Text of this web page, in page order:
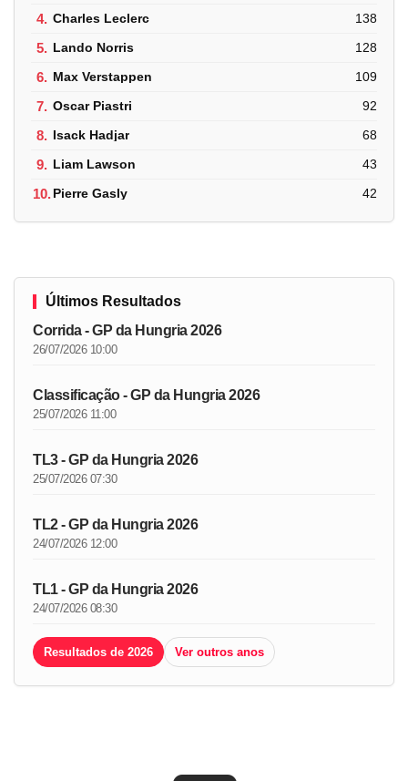
4. Charles Leclerc 138
5. Lando Norris 128
6. Max Verstappen 109
7. Oscar Piastri 92
8. Isack Hadjar 68
9. Liam Lawson 43
10.Pierre Gasly 42
Últimos Resultados
Corrida - GP da Hungria 2026
26/07/2026 10:00
Classificação - GP da Hungria 2026
25/07/2026 11:00
TL3 - GP da Hungria 2026
25/07/2026 07:30
TL2 - GP da Hungria 2026
24/07/2026 12:00
TL1 - GP da Hungria 2026
24/07/2026 08:30
Resultados de 2026 Ver outros anos